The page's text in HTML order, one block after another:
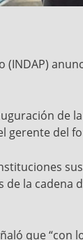
de
gerente del
la
que